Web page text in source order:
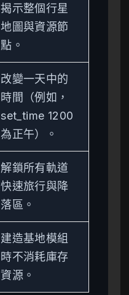
揭示整個行星
地圖與資源節
點。
改變一天中的
時間（例如，
set_time 1200
為正午）。
解鎖所有軌道
快速旅行與降
落區。
建造基地模組
時不消耗庫存
資源。